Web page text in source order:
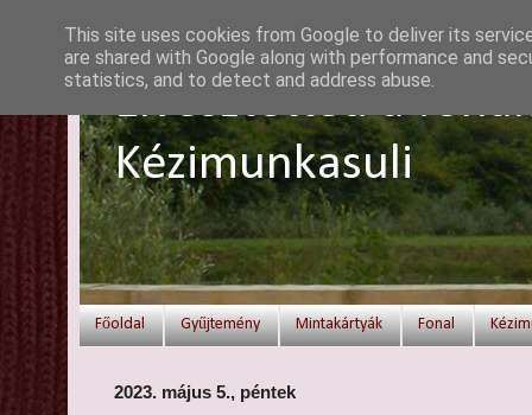
Elvesztetted a
Kézimunkasuli
Főoldal Gyűjtemény Mintakártyák Fonal
2023. május 5., péntek
This site uses cookies from Google to deliver its
are shared with Google along with performance and
statistics, and to detect and address abuse.